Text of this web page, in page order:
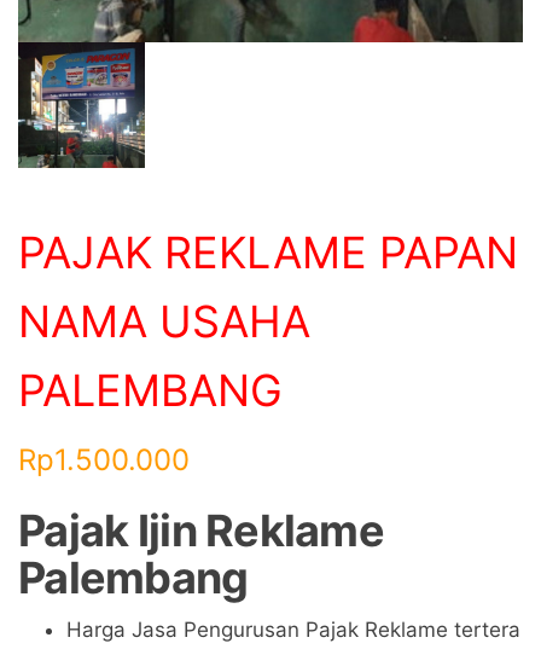
PAJAK REKLAME PAPAN
NAMA USAHA
PALEMBANG
Rp1.500.000
Pajak Ijin Reklame
Palembang
Harga Jasa Pengurusan Pajak Reklame tertera